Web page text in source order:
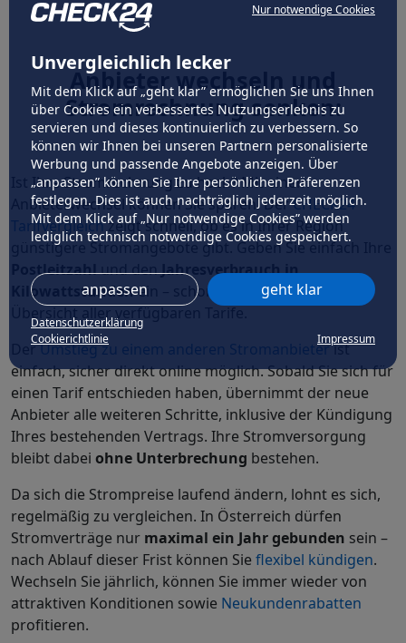
Nur notwendige Cookies
Unvergleichlich lecker
Mit dem Klick auf „geht klar” ermöglichen Sie uns Ihnen
über Cookies ein verbessertes Nutzungserlebnis zu
servieren und dieses kontinuierlich zu verbessern. So
können wir Ihnen bei unseren Partnern personalisierte
Werbung und passende Angebote anzeigen. Über
„anpassen” können Sie Ihre persönlichen Präferenzen
festlegen. Dies ist auch nachträglich jederzeit möglich.
Mit dem Klick auf „Nur notwendige Cookies” werden
lediglich technisch notwendige Cookies gespeichert.
anpassen geht klar
Datenschutzerklärung
Cookierichtlinie
Impressum
Anbieter wechseln und
Stromrechnung senken:
Ist Ihre Stromrechnung zu hoch? Mit einem
Anbieterwechsel können Sie sparen! DerCHECK24
Tarifvergleichzeigt schnell, ob es in Ihrer Region
günstigere Stromangebote gibt. Geben Sie einfach Ihre
Postleitzahlund denJahresverbrauch in
Kilowattstundenein – schon erhalten Sie eine
Übersicht aller verfügbaren Tarife.
DerUmstieg zu einem anderen Stromanbieterist
einfach, sicher direkt online möglich. Sobald Sie sich für
einen Tarif entschieden haben, übernimmt der neue
Anbieter alle weiteren Schritte, inklusive der Kündigung
Ihres bestehenden Vertrags. Ihre Stromversorgung
bleibt dabei ohne Unterbrechung bestehen.
Da sich die Strompreise laufend ändern, lohnt es sich,
regelmäßig zu vergleichen. In Österreich dürfen
Stromverträge nur maximal ein Jahr gebunden sein –
nach Ablauf dieser Frist können Sie flexibel kündigen.
Wechseln Sie jährlich, können Sie immer wieder von
attraktiven Konditionen sowie Neukundenrabatten
profitieren.